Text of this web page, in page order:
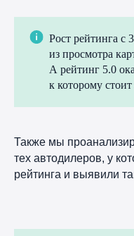
Рост рейтинга с
из просмотра
А рейтинг 5.0
к которому стоит
Также мы
тех автодилеров, у
рейтинга и выявили